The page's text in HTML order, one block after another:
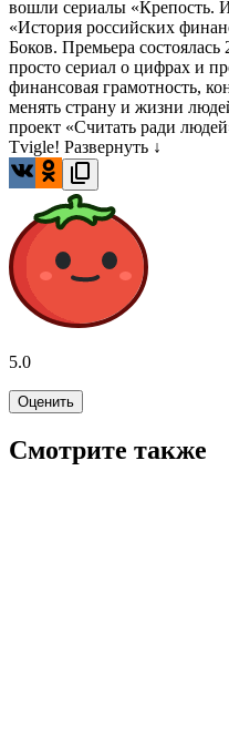
вошли сериалы «Крепость.
«История российских
Боков. Премьера
просто сериал о цифрах и
финансовая грамотность,
менять страну и жизни
проект «Считать ради
Tvigle! Развернуть ↓
5.0
Оценить
Смотрите также